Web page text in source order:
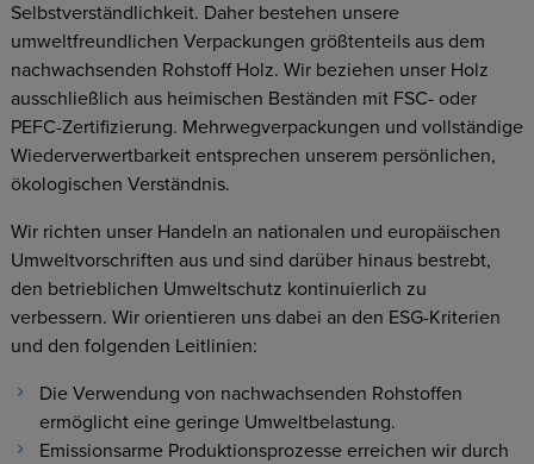
Selbstverständlichkeit. Daher bestehen unsere
umweltfreundlichen Verpackungen größtenteils aus dem
nachwachsenden Rohstoff Holz. Wir beziehen unser Holz
ausschließlich aus heimischen Beständen mit FSC- oder
PEFC-Zertifizierung. Mehrwegverpackungen und vollständige
Wiederverwertbarkeit entsprechen unserem persönlichen,
ökologischen Verständnis.
Wir richten unser Handeln an nationalen und europäischen
Umweltvorschriften aus und sind darüber hinaus bestrebt,
den betrieblichen Umweltschutz kontinuierlich zu
verbessern. Wir orientieren uns dabei an den ESG-Kriterien
und den folgenden Leitlinien:
Die Verwendung von nachwachsenden Rohstoffen
ermöglicht eine geringe Umweltbelastung.
Emissionsarme Produktionsprozesse erreichen wir durch